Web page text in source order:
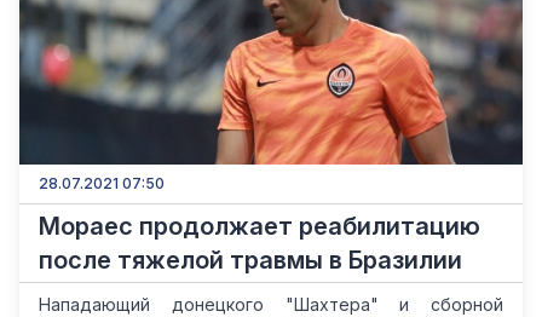
28.07.2021 07:50
Мораес продолжает реабилитацию
после тяжелой травмы в Бразилии
Нападающий донецкого "Шахтера" и сборной